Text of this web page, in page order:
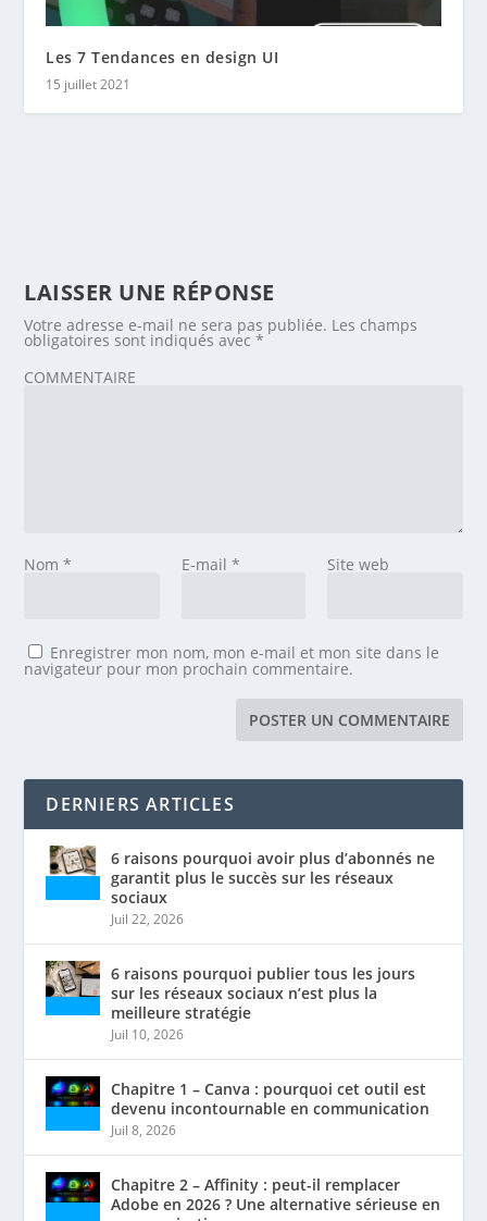
Les 7 Tendances en design UI
15 juillet 2021
LAISSER UNE RÉPONSE
Votre adresse e-mail ne sera pas publiée. Les champs
obligatoires sont indiqués avec*
COMMENTAIRE
Nom* E-mail * Site web
Enregistrer mon nom, mon e-mail et mon site dans le
navigateur pour mon prochain commentaire.
DERNIERS ARTICLES
6 raisons pourquoi avoir plus d’abonnés ne
garantit plus le succès sur les réseaux
sociaux
Juil 22, 2026
6 raisons pourquoi publier tous les jours
sur les réseaux sociaux n’est plus la
meilleure stratégie
Juil 10, 2026
Chapitre 1 – Canva : pourquoi cet outil est
devenu incontournable en communication
Juil 8, 2026
Chapitre 2 – Affinity : peut-il remplacer
Adobe en 2026 ? Une alternative sérieuse en